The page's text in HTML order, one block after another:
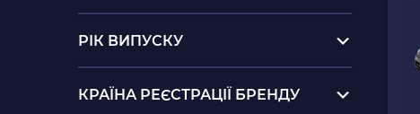
РІК ВИПУСКУ
КРАЇНА РЕЄСТРАЦІЇ БРЕНДУ